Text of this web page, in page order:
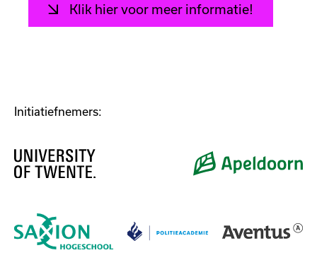
Klik hier voor meer informatie!
Initiatiefnemers: